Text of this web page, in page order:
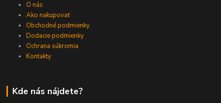
O nás
Ako nakupovať
Obchodné podmienky
Dodacie podmienky
Ochrana súkromia
Kontakty
Kde nás nájdete?